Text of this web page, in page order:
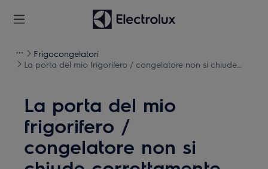
Frigocongelatori
La porta del mio frigorifero / congelatore non si chiude
La porta del mio
frigorifero /
congelatore non si